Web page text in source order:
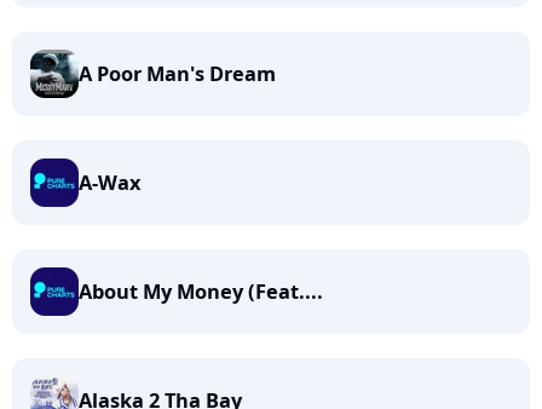
A Poor Man's Dream
A-Wax
About My Money (Feat....
Alaska 2 Tha Bay